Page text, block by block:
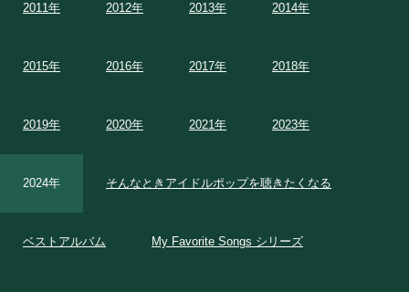
2011年 2012年 2013年 2014年
2015年 2016年 2017年 2018年
2019年 2020年 2021年 2023年
2024年 そんなときアイドルポップを聴きたくなる
ベストアルバム My Favorite Songs シリーズ